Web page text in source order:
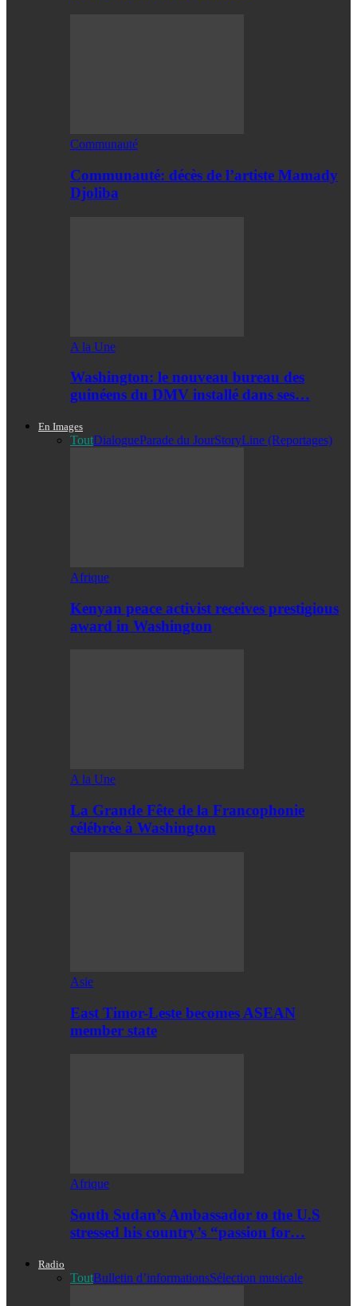
Communauté
Communauté: décès de l’artiste Mamady
Djoliba
A la Une
Washington: le nouveau bureau des
guinéens du DMV installé dans ses…
En Images
ToutDialogueParade du JourStoryLine (Reportages)
Afrique
Kenyan peace activist receives prestigious
award in Washington
A la Une
La Grande Fête de la Francophonie
célébrée à Washington
Asie
East Timor-Leste becomes ASEAN
member state
Afrique
South Sudan’s Ambassador to the U.S
stressed his country’s “passion for…
Radio
ToutBulletin d’informationsSélection musicale